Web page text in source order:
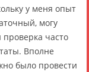
у меня опыт
могу
проверка часто
Вполне
было провести